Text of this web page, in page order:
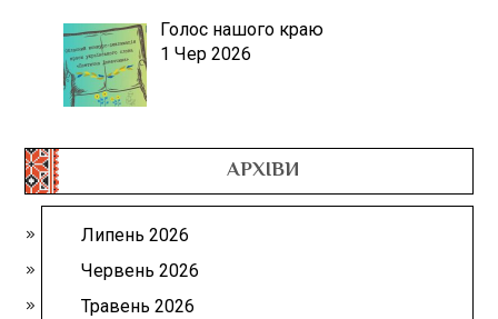
Голос нашого краю
1 Чер 2026
АРХІВИ
Липень 2026
Червень 2026
Травень 2026